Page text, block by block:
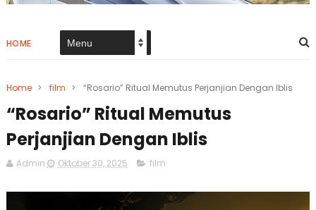
HOME
Home > film > “Rosario” Ritual Memutus Perjanjian Dengan Iblis
“Rosario” Ritual Memutus
Perjanjian Dengan Iblis
Admin Oktober 30, 2025 film